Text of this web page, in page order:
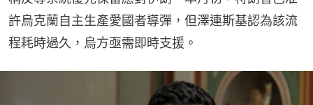
許烏克蘭自主生產愛國者導彈，但澤連斯基認為該流
程耗時過久，烏方亟需即時支援。